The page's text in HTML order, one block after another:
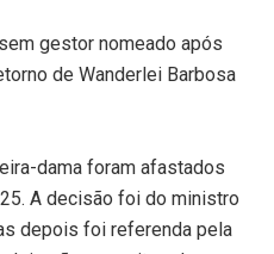
gestor nomeado após
de Wanderlei Barbosa
dama foram afastados
A decisão foi do ministro
depois foi referenda pela